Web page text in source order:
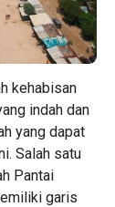
kehabisan
indah dan
yang dapat
Salah satu
Pantai
garis